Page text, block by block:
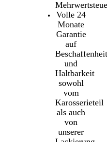
Volle 24
Monate
Garantie
auf
Beschaffenheit
und
Haltbarkeit
sowohl
vom
Karosserieteil
als auch
von
unserer